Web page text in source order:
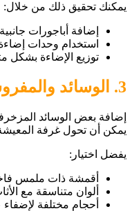
يمكنك تحقيق ذلك من خلال:
إضافة أباجورات
استخدام وحدات
توزيع الإضاءة بشكل
3. الوسائد والمفروشات تصنع الفارق
إضافة بعض الوسائد
يمكن أن تحول غرفة
يفضل اختيار:
أقمشة ذات ملمس
ألوان متناسقة مع
أحجام مختلفة